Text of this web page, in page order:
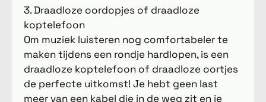
3. Draadloze oordopjes of draadloze
koptelefoon
Om muziek luisteren nog comfortabeler te
maken tijdens een rondje hardlopen, is een
draadloze koptelefoon of draadloze oortjes
de perfecte uitkomst! Je hebt geen last
meer van een kabel die in de weg zit en je